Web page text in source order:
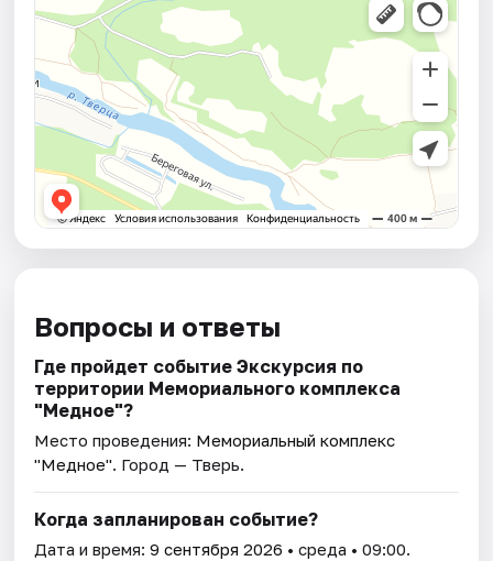
Вопросы и ответы
Где пройдет событие Экскурсия по
территории Мемориального комплекса
"Медное"?
Место проведения: Мемориальный комплекс
"Медное". Город — Тверь.
Когда запланирован событие?
Дата и время:9 сентября 2026 • среда • 09:00.